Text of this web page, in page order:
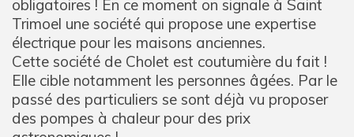
obligatoires ! En ce moment on signale à Saint
Trimoel une société qui propose une expertise
électrique pour les maisons anciennes.
Cette société de Cholet est coutumière du fait !
Elle cible notamment les personnes âgées. Par le
passé des particuliers se sont déjà vu proposer
des pompes à chaleur pour des prix